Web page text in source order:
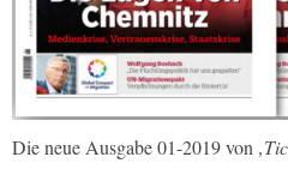
Die neue Ausgabe 01-2019 von